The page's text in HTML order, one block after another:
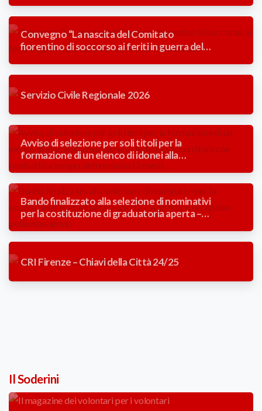
Convegno “La nascita del Comitato
fiorentino di soccorso ai feriti in guerra del
Servizio Civile Regionale 2026
Avviso di selezione per soli titoli per la
formazione di un elenco di idonei alla
mansione di Autista Soccorritore con
Bando finalizzato alla selezione di nominativi
per la costituzione di graduatoria aperta –
Addetta/o reception poliambulatorio
CRI Firenze – Chiavi della Città 24/25
Il Soderini